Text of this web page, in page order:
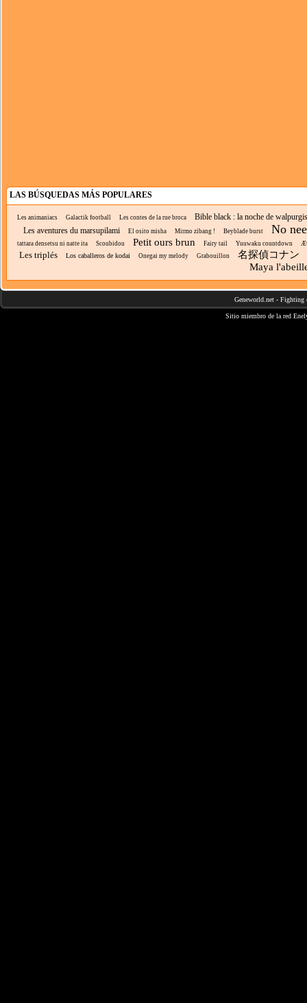
LAS BÚSQUEDAS MÁS POPULARES
Les animaniacs Galactik football Les contes de la rue broca
Bible black : la noche de walpurgis
Les aventures du marsupilami
El osito misha Mirmo zibang ! Beyblade burst No
tattara densetsu ni natte ita Scoubidou Petit ours brun Fairy tail Yuuwaku countdown
Les triplés Los caballeros de kodai Onegai my melody Grabouillon
名探偵コナン
Maya
Geneworld.net - Fighting
Sitio miembro de la red